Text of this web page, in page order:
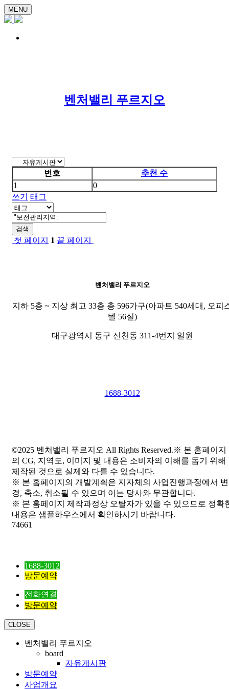
MENU
벤처밸리 푸르지오
번호
추천 수
1
0
쓰기
태그
검색
첫 페이지 1 끝 페이지
벤처밸리 푸르지오
지하 5층 ~ 지상 최고 33층 총 596가구(아파트 540세대, 오피
텔 56실)
대구광역시 동구 신천동 311-4번지 일원
1688-3012
©2025 벤처밸리 푸르지오 All Rights Reserved.※ 본 홈페이지
의 CG, 지역도, 이미지 및 내용은 소비자의 이해를 돕기 위해
제작된 것으로 실제와 다를 수 있습니다.
※ 본 홈페이지의 개발계획은 지자체의 사업진행과정에서 변
경, 축소, 취소될 수 있으며 이는 당사와 무관합니다.
※ 본 홈페이지 제작과정상 오탈자가 있을 수 있으므로 정확
내용은 샘플하우스에서 확인하시기 바랍니다.
74661
1688-3012
방문예약
전화연결
방문예약
CLOSE
벤처밸리 푸르지오
board
자유게시판
방문예약
사업개요